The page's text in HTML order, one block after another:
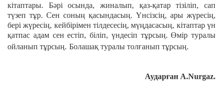
кітаптары. Бәрі осында, жиналып, қаз-қатар тізіліп, сап
түзеп тұр. Сен соның қасындасың. Үнсізсің, ары жүресің,
бері жүресің, кейбірімен тілдесесің, мүңдасасың, кітаптар үн
қатпас адам сен естіп, біліп, үндесіп тұрсың. Өмір туралы
ойланып тұрсың. Болашақ туралы толғанып тұрсың.
Аударған A.Nurgaz.